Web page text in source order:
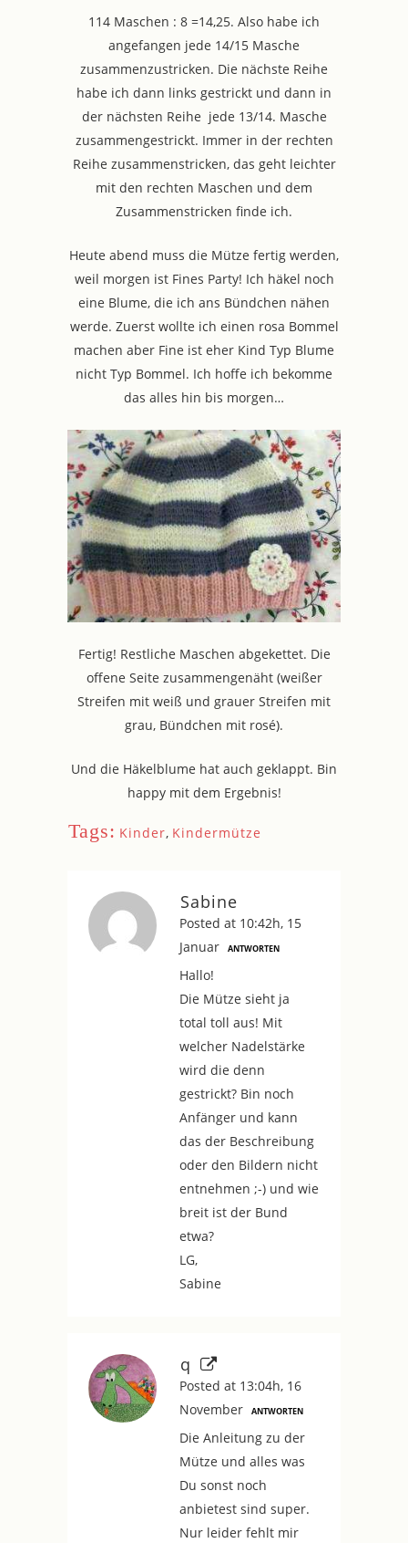
114 Maschen : 8 =14,25. Also habe ich
angefangen jede 14/15 Masche
zusammenzustricken. Die nächste Reihe
habe ich dann links gestrickt und dann in
der nächsten Reihe jede 13/14. Masche
zusammengestrickt. Immer in der rechten
Reihe zusammenstricken, das geht leichter
mit den rechten Maschen und dem
Zusammenstricken finde ich.
Heute abend muss die Mütze fertig werden,
weil morgen ist Fines Party! Ich häkel noch
eine Blume, die ich ans Bündchen nähen
werde. Zuerst wollte ich einen rosa Bommel
machen aber Fine ist eher Kind Typ Blume
nicht Typ Bommel. Ich hoffe ich bekomme
das alles hin bis morgen…
Fertig! Restliche Maschen abgekettet. Die
offene Seite zusammengenäht (weißer
Streifen mit weiß und grauer Streifen mit
grau, Bündchen mit rosé).
Und die Häkelblume hat auch geklappt. Bin
happy mit dem Ergebnis!
Tags: Kinder, Kindermütze
Sabine
Posted at 10:42h, 15
Januar
ANTWORTEN
Hallo!
Die Mütze sieht ja
total toll aus! Mit
welcher Nadelstärke
wird die denn
gestrickt? Bin noch
Anfänger und kann
das der Beschreibung
oder den Bildern nicht
entnehmen ;-) und wie
breit ist der Bund
etwa?
LG,
Sabine
q
Posted at 13:04h, 16
November
ANTWORTEN
Die Anleitung zu der
Mütze und alles was
Du sonst noch
anbietest sind super.
Nur leider fehlt mir